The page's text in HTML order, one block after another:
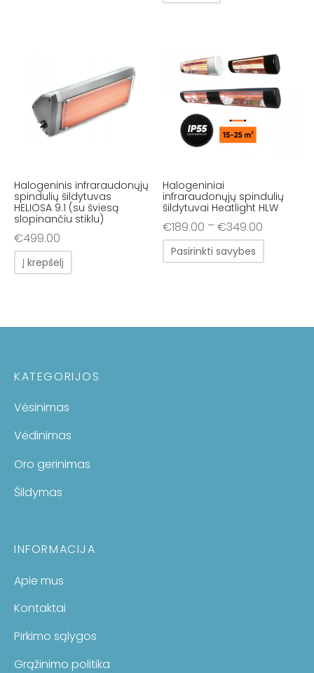
Halogeninis infraraudonųjų
spindulių šildytuvas
HELIOSA 9.1 (su šviesą
slopinančiu stiklu)
€499.00
Į krepšelį
Halogeniniai
infraraudonųjų spindulių
šildytuvai Heatlight HLW
€189.00 –€349.00
Pasirinkti savybes
KATEGORIJOS
Vėsinimas
Vėdinimas
Oro gerinimas
Šildymas
INFORMACIJA
Apie mus
Kontaktai
Pirkimo sąlygos
Grąžinimo politika